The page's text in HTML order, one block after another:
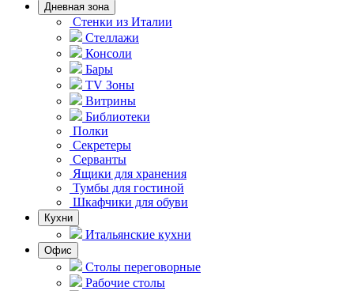
Дневная зона
Стенки из Италии
Стеллажи
Консоли
Бары
TV Зоны
Витрины
Библиотеки
Полки
Секретеры
Серванты
Ящики для хранения
Тумбы для гостиной
Шкафчики для обуви
Кухни
Итальянские кухни
Офис
Столы переговорные
Рабочие столы